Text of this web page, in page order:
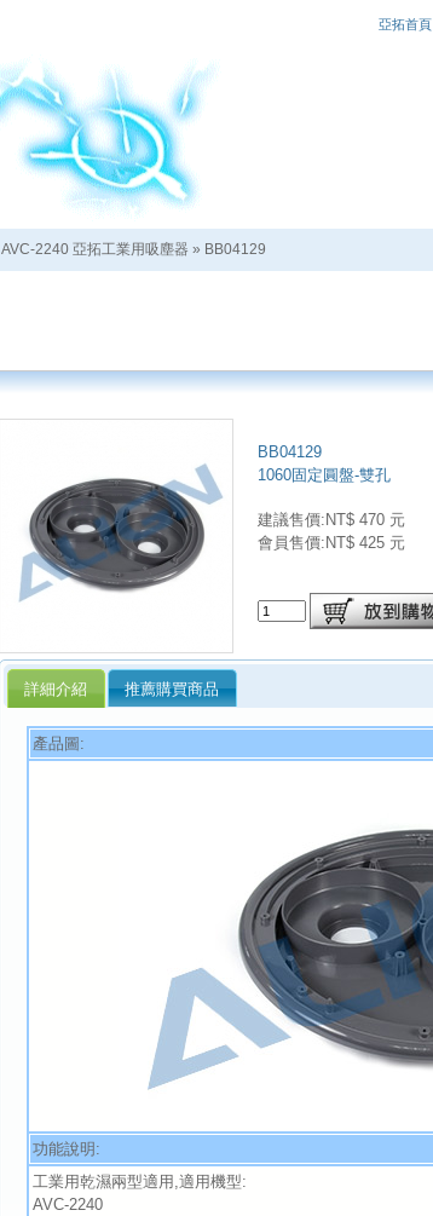
亞拓首頁
AVC-2240 亞拓工業用吸塵器 » BB04129
BB04129
1060固定圓盤-雙孔
建議售價:NT$ 470 元
會員售價:NT$ 425 元
詳細介紹 推薦購買商品
產品圖:
功能說明:
工業用乾濕兩型適用,適用機型:
AVC-2240